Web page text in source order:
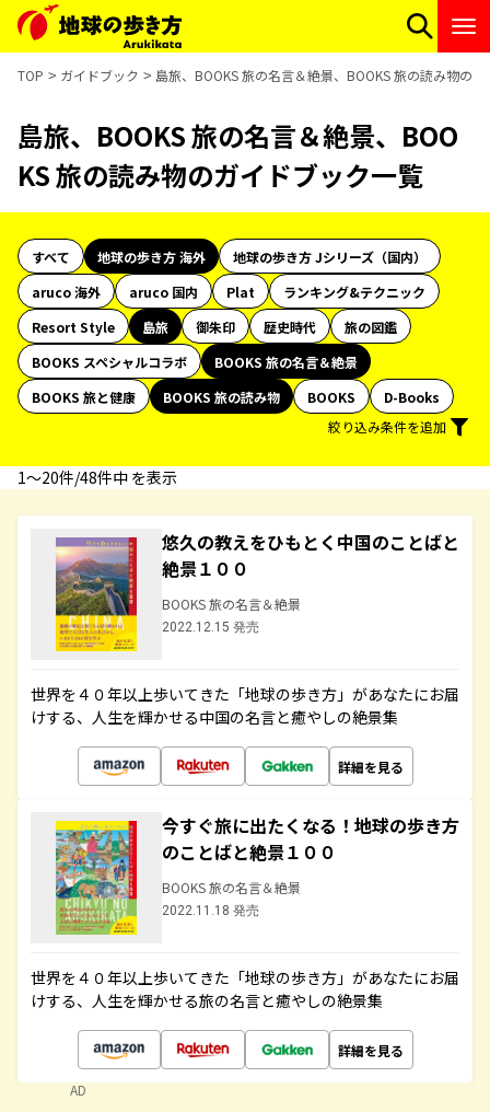
TOP ガイドブック 島旅、BOOKS 旅の名言＆絶景、BOOKS 旅の読み物の
島旅、BOOKS 旅の名言＆絶景、BOO
KS 旅の読み物のガイドブック一覧
すべて 地球の歩き方 海外
地球の歩き方 Jシリーズ（国内）
aruco 海外
aruco 国内 Plat
ランキング&テクニック
Resort Style
島旅 御朱印 歴史時代
旅の図鑑
BOOKS スペシャルコラボ
BOOKS 旅の名言＆絶景
BOOKS 旅と健康
BOOKS 旅の読み物 BOOKS
D-Books
絞り込み条件を追加
1〜20件/48件中 を表示
悠久の教えをひもとく中国のことばと
絶景１００
BOOKS 旅の名言＆絶景
2022.12.15 発売
世界を４０年以上歩いてきた「地球の歩き方」があなたにお届
けする、人生を輝かせる中国の名言と癒やしの絶景集
詳細を見る
今すぐ旅に出たくなる！地球の歩き方
のことばと絶景１００
BOOKS 旅の名言＆絶景
2022.11.18 発売
世界を４０年以上歩いてきた「地球の歩き方」があなたにお届
けする、人生を輝かせる旅の名言と癒やしの絶景集
詳細を見る
AD